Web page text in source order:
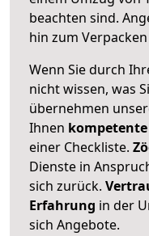
beachten sind.
hin zum
Wenn Sie durch
nicht wissen, was
übernehmen
Ihnen
einer Checkliste.
Dienste in
sich zurück.
Erfahrung in der
sich Angebote.